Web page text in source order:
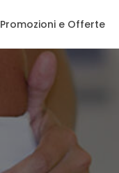
Promozioni e Offerte